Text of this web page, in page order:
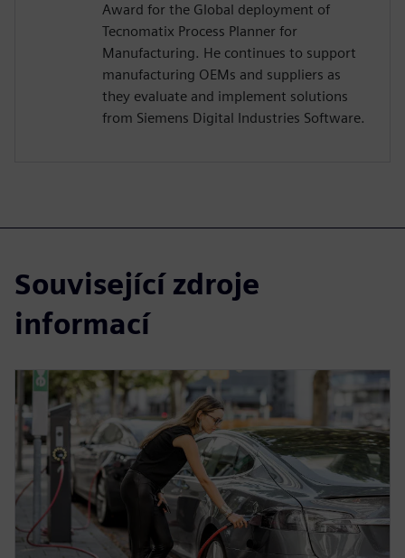
Award for the Global deployment of
Tecnomatix Process Planner for
Manufacturing. He continues to support
manufacturing OEMs and suppliers as
they evaluate and implement solutions
from Siemens Digital Industries Software.
Související zdroje
informací